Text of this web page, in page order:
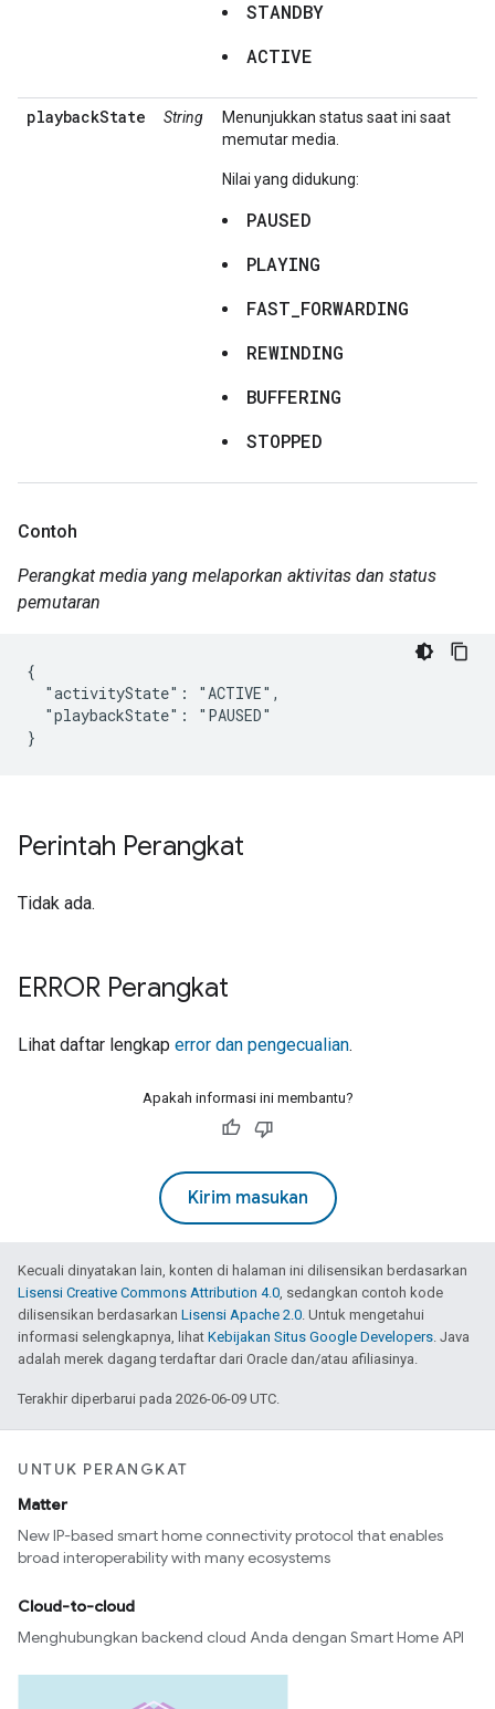
STANDBY
ACTIVE
playbackState String
Menunjukkan status saat ini saat
memutar media.
Nilai yang didukung:
PAUSED
PLAYING
FAST_FORWARDING
REWINDING
BUFFERING
STOPPED
Contoh
Perangkat media yang melaporkan aktivitas dan status
pemutaran
{
  "activityState": "ACTIVE",
  "playbackState": "PAUSED"
}
Perintah Perangkat
Tidak ada.
ERROR Perangkat
Lihat daftar lengkap error dan pengecualian.
Apakah informasi ini membantu?
Kirim masukan
Kecuali dinyatakan lain, konten di halaman ini dilisensikan berdasarkan
Lisensi Creative Commons Attribution 4.0, sedangkan contoh kode
dilisensikan berdasarkan Lisensi Apache 2.0. Untuk mengetahui
informasi selengkapnya, lihat Kebijakan Situs Google Developers. Java
adalah merek dagang terdaftar dari Oracle dan/atau afiliasinya.
Terakhir diperbarui pada 2026-06-09 UTC.
UNTUK PERANGKAT
Matter
New IP-based smart home connectivity protocol that enables
broad interoperability with many ecosystems
Cloud-to-cloud
Menghubungkan backend cloud Anda dengan Smart Home API